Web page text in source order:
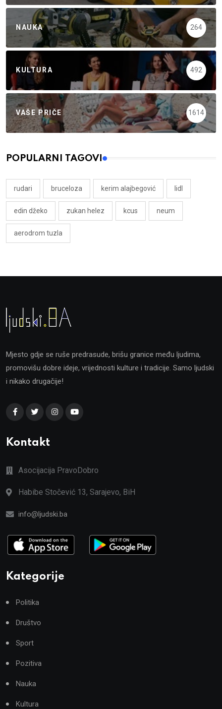
NAUKA 264
KULTURA 492
VAŠE PRIČE 1614
POPULARNI TAGOVI
rudari bruceloza kerim alajbegović lidl
edin džeko zukan helez kcus neum
aerodrom tuzla
Mjesto gdje se ruše predrasude, brišu granice među ljudima,
promovišu dobre ideje, vrijednosti kulture i tradicije. Samo ljudski
i nikako drugačije!
Kontakt
Asocijacija PravoDobro
Habibe Stočević 13, Sarajevo, BiH
info@ljudski.ba
Kategorije
Politika
Društvo
Sport
Pozitiva
Nauka
Kultura